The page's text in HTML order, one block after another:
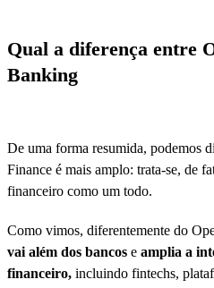
Qual a diferença entre
Banking
De uma forma resumida, podemos
Finance é mais amplo: trata-se, de
financeiro como um todo.
Como vimos, diferentemente do
vai além dos bancos e amplia a
financeiro, incluindo fintechs,